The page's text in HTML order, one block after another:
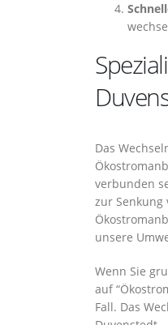
Das
verbunden
zur
unsere
Wenn Sie
auf
Fall. Das